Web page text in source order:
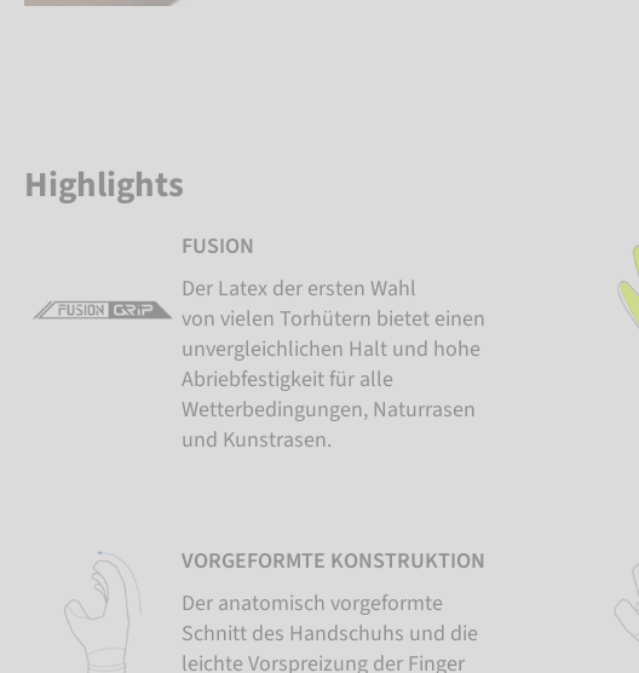
Highlights
FUSION
Der Latex der ersten Wahl
von vielen Torhütern bietet einen
unvergleichlichen Halt und hohe
Abriebfestigkeit für alle
Wetterbedingungen, Naturrasen
und Kunstrasen.
VORGEFORMTE KONSTRUKTION
Der anatomisch vorgeformte
Schnitt des Handschuhs und die
leichte Vorspreizung der Finger